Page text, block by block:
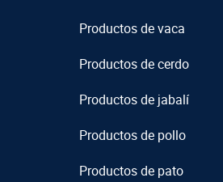
Productos de vaca
Productos de cerdo
Productos de jabalí
Productos de pollo
Productos de pato